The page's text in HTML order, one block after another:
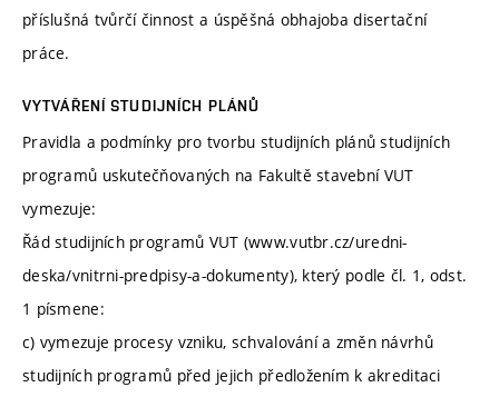
příslušná tvůrčí činnost a úspěšná obhajoba disertační
práce.
VYTVÁŘENÍ STUDIJNÍCH PLÁNŮ
Pravidla a podmínky pro tvorbu studijních plánů studijních
programů uskutečňovaných na Fakultě stavební VUT
vymezuje:
Řád studijních programů VUT (www.vutbr.cz/uredni-
deska/vnitrni-predpisy-a-dokumenty), který podle čl. 1, odst.
1 písmene:
c) vymezuje procesy vzniku, schvalování a změn návrhů
studijních programů před jejich předložením k akreditaci